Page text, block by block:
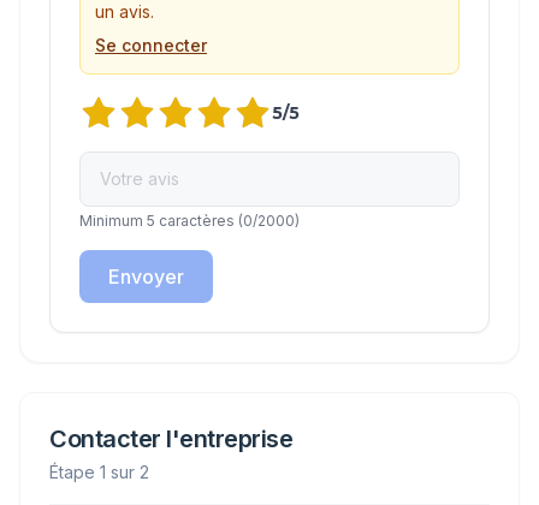
un avis.
Se connecter
5/5
Minimum 5 caractères (0/2000)
Envoyer
Contacter l'entreprise
Étape 1 sur 2